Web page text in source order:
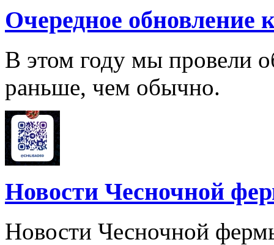
Очередное обновление
В этом году мы провели
раньше, чем обычно.
Новости Чесночной
Новости Чесночной